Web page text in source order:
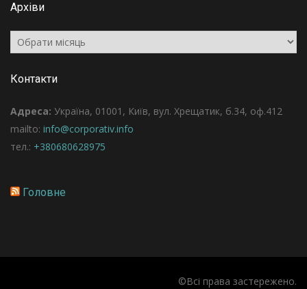
Архіви
Архіви
Контакти
Адреса: Україна, 01001, Київ, вул. Хрещатик, б.34, оф.412
mailto: info@corporativ.info
тел.: +380680628975
Головне
©Всі права застережено.